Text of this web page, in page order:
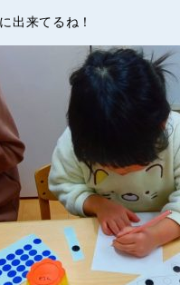
出来てるね！